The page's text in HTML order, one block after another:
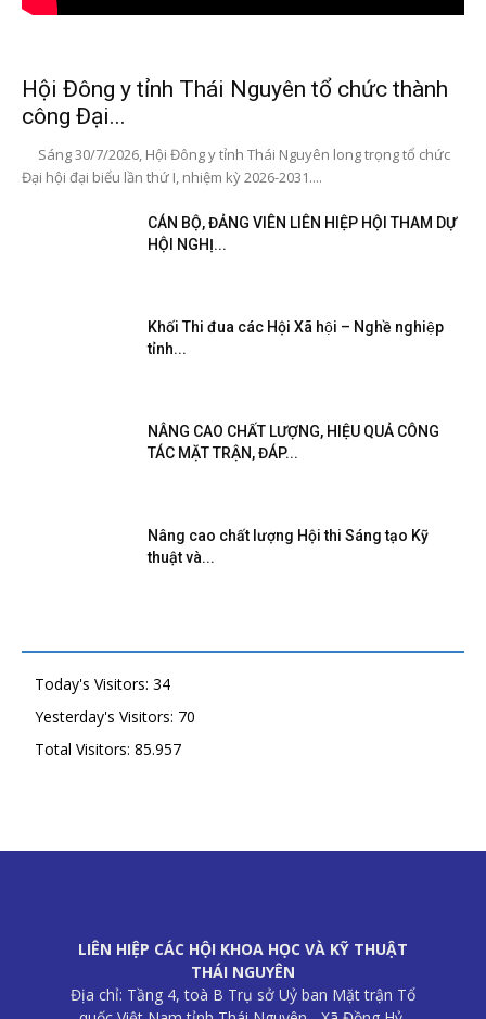
Hội Đông y tỉnh Thái Nguyên tổ chức thành
công Đại...
Sáng 30/7/2026, Hội Đông y tỉnh Thái Nguyên long trọng tổ chức
Đại hội đại biểu lần thứ I, nhiệm kỳ 2026-2031....
CÁN BỘ, ĐẢNG VIÊN LIÊN HIỆP HỘI THAM DỰ
HỘI NGHỊ...
Khối Thi đua các Hội Xã hội – Nghề nghiệp
tỉnh...
NÂNG CAO CHẤT LƯỢNG, HIỆU QUẢ CÔNG
TÁC MẶT TRẬN, ĐÁP...
Nâng cao chất lượng Hội thi Sáng tạo Kỹ
thuật và...
Today's Visitors: 34
Yesterday's Visitors: 70
Total Visitors: 85.957
LIÊN HIỆP CÁC HỘI KHOA HỌC VÀ KỸ THUẬT
THÁI NGUYÊN
Địa chỉ: Tầng 4, toà B Trụ sở Uỷ ban Mặt trận Tổ